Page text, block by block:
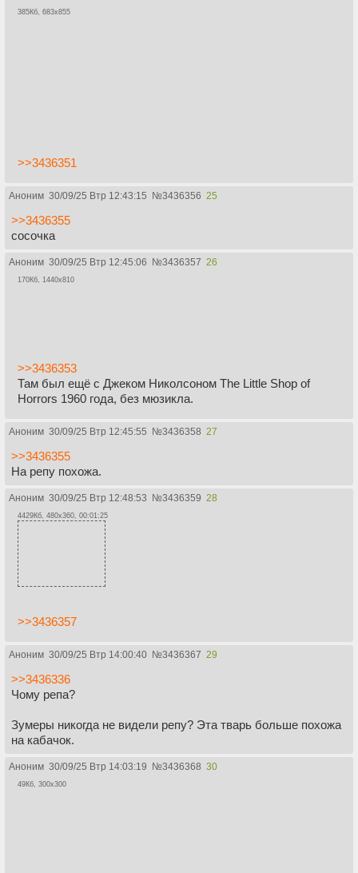
385Кб, 683x855
>>3436351
Аноним 30/09/25 Втр 12:43:15 №3436356 25
>>3436355
сосочка
Аноним 30/09/25 Втр 12:45:06 №3436357 26
170Кб, 1440x810
>>3436353
Там был ещё с Джеком Николсоном The Little Shop of
Horrors 1960 года, без мюзикла.
Аноним 30/09/25 Втр 12:45:55 №3436358 27
>>3436355
На репу похожа.
Аноним 30/09/25 Втр 12:48:53 №3436359 28
4429Кб, 480x360, 00:01:25
>>3436357
Аноним 30/09/25 Втр 14:00:40 №3436367 29
>>3436336
Чому репа?
Зумеры никогда не видели репу? Эта тварь больше похожа
на кабачок.
Аноним 30/09/25 Втр 14:03:19 №3436368 30
49Кб, 300x300